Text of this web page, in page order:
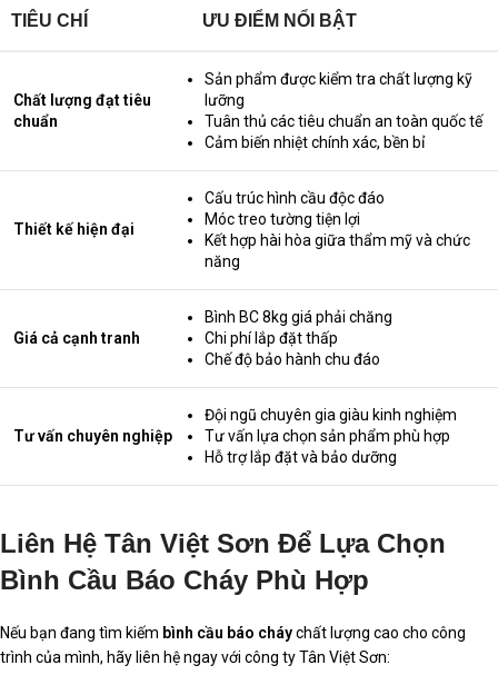
TIÊU CHÍ ƯU ĐIỂM NỔI BẬT
Chất lượng đạt tiêu
chuẩn
Sản phẩm được kiểm tra chất lượng kỹ
lưỡng
Tuân thủ các tiêu chuẩn an toàn quốc tế
Cảm biến nhiệt chính xác, bền bỉ
Thiết kế hiện đại
Cấu trúc hình cầu độc đáo
Móc treo tường tiện lợi
Kết hợp hài hòa giữa thẩm mỹ và chức
năng
Giá cả cạnh tranh
Bình BC 8kg giá phải chăng
Chi phí lắp đặt thấp
Chế độ bảo hành chu đáo
Tư vấn chuyên nghiệp
Đội ngũ chuyên gia giàu kinh nghiệm
Tư vấn lựa chọn sản phẩm phù hợp
Hỗ trợ lắp đặt và bảo dưỡng
Liên Hệ Tân Việt Sơn Để Lựa Chọn
Bình Cầu Báo Cháy Phù Hợp
Nếu bạn đang tìm kiếm bình cầu báo cháychất lượng cao cho công
trình của mình, hãy liên hệ ngay với công ty Tân Việt Sơn: